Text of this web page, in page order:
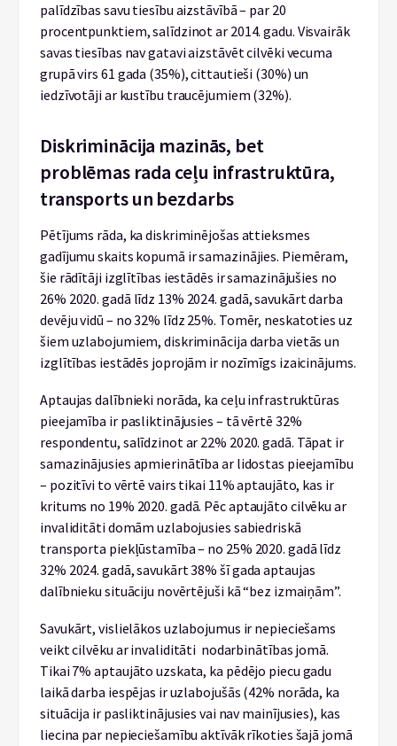
palīdzības savu tiesību aizstāvībā – par 20
procentpunktiem, salīdzinot ar 2014. gadu. Visvairāk
savas tiesības nav gatavi aizstāvēt cilvēki vecuma
grupā virs 61 gada (35%), cittautieši (30%) un
iedzīvotāji ar kustību traucējumiem (32%).
Diskriminācija mazinās, bet
problēmas rada ceļu infrastruktūra,
transports un bezdarbs
Pētījums rāda, ka diskriminējošas attieksmes
gadījumu skaits kopumā ir samazinājies. Piemēram,
šie rādītāji izglītības iestādēs ir samazinājušies no
26% 2020. gadā līdz 13% 2024. gadā, savukārt darba
devēju vidū – no 32% līdz 25%. Tomēr, neskatoties uz
šiem uzlabojumiem, diskriminācija darba vietās un
izglītības iestādēs joprojām ir nozīmīgs izaicinājums.
Aptaujas dalībnieki norāda, ka ceļu infrastruktūras
pieejamība ir pasliktinājusies – tā vērtē 32%
respondentu, salīdzinot ar 22% 2020. gadā. Tāpat ir
samazinājusies apmierinātība ar lidostas pieejamību
– pozitīvi to vērtē vairs tikai 11% aptaujāto, kas ir
kritums no 19% 2020. gadā. Pēc aptaujāto cilvēku ar
invaliditāti domām uzlabojusies sabiedriskā
transporta piekļūstamība – no 25% 2020. gadā līdz
32% 2024. gadā, savukārt 38% šī gada aptaujas
dalībnieku situāciju novērtējuši kā “bez izmaiņām”.
Savukārt, vislielākos uzlabojumus ir nepieciešams
veikt cilvēku ar invaliditāti nodarbinātības jomā.
Tikai 7% aptaujāto uzskata, ka pēdējo piecu gadu
laikā darba iespējas ir uzlabojušās (42% norāda, ka
situācija ir pasliktinājusies vai nav mainījusies), kas
liecina par nepieciešamību aktīvāk rīkoties šajā jomā